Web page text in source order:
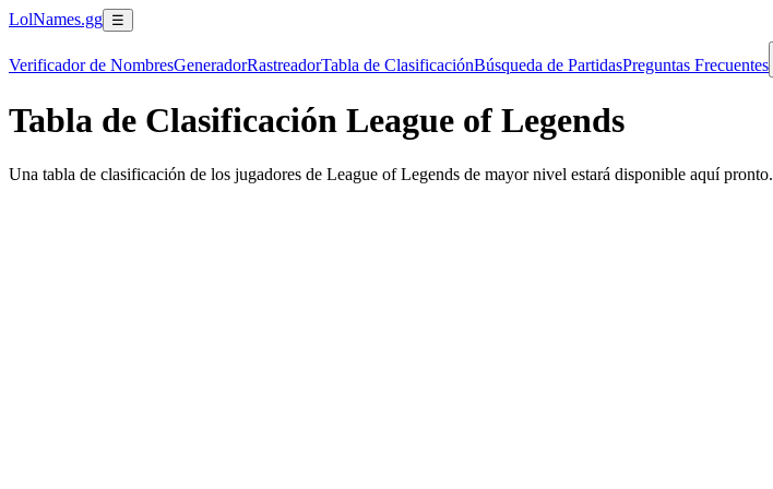
LolNames.gg ☰
Verificador de NombresGeneradorRastreadorTabla de ClasificaciónBúsqueda de PartidasPreguntas Frecuentes
Tabla de Clasificación League of Legends
Una tabla de clasificación de los jugadores de League of Legends de mayor nivel estará disponible aquí pronto.